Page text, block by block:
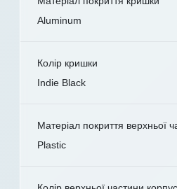
Aluminum
Колір кришки
Indie Black
Матеріал покриття верхньої
Plastic